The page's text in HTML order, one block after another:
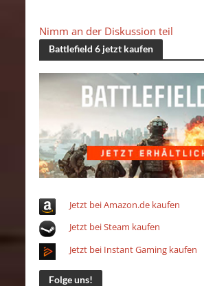
Nimm an der Diskussion teil
Battlefield 6 jetzt kaufen
Jetzt bei Amazon.de kaufen
Jetzt bei Steam kaufen
Jetzt bei Instant Gaming kaufen
Folge uns!